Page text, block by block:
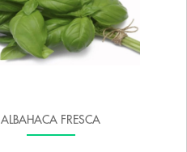
ALBAHACA FRESCA